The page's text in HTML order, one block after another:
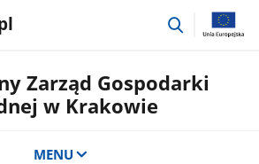
przejdź
Zarząd Gospodarki
w Krakowie
MENU